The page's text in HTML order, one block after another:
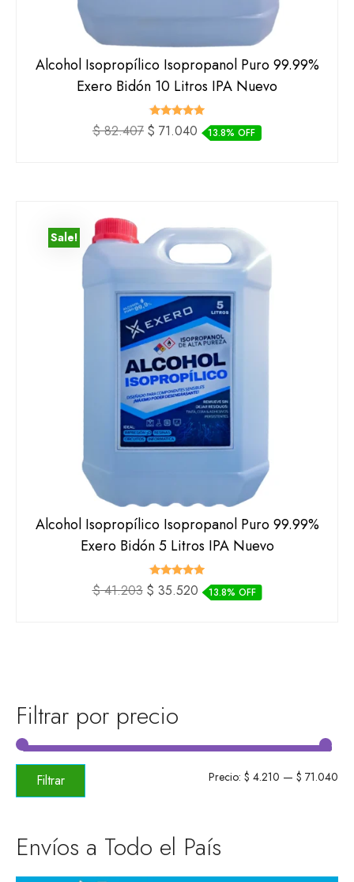
Alcohol Isopropílico Isopropanol Puro 99.99%
Exero Bidón 10 Litros IPA Nuevo
Valorado
con
$82.407 El
$ 71.040 El
precio
13.8% OFF
Sale!
Alcohol Isopropílico Isopropanol Puro 99.99%
Exero Bidón 5 Litros IPA Nuevo
Valorado
con
$41.203 El
$ 35.520El
precio
13.8% OFF
Filtrar por precio
Filtrar Precio: $ 4.210 — $ 71.040
Envíos a Todo el País